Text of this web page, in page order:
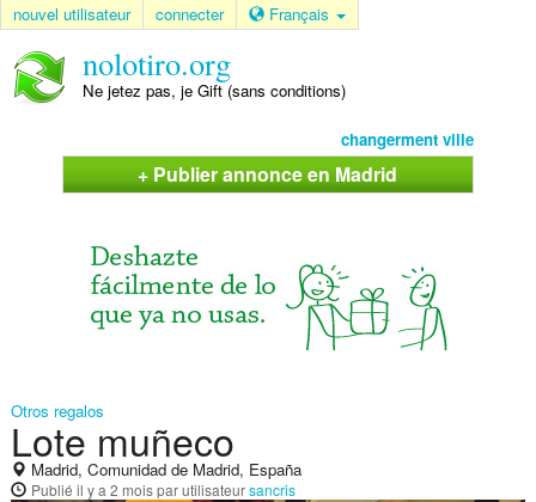
nouvel utilisateur connecter Français
nolotiro.org
Ne jetez pas, je Gift (sans conditions)
changerment ville
+ Publier annonce en Madrid
Otros regalos
Lote muñeco
Madrid, Comunidad de Madrid, España
Publié il y a 2 moispar utilisateursancris